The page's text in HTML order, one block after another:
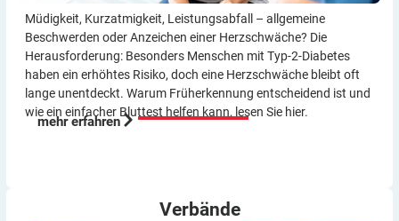
Müdigkeit, Kurzatmigkeit, Leistungsabfall – allgemeine
Beschwerden oder Anzeichen einer Herzschwäche? Die
Herausforderung: Besonders Menschen mit Typ-2-Diabetes
haben ein erhöhtes Risiko, doch eine Herzschwäche bleibt oft
lange unentdeckt. Warum Früherkennung entscheidend ist und
wie ein einfacher Bluttest helfen kann, lesen Sie hier.
mehr erfahren
Verbände